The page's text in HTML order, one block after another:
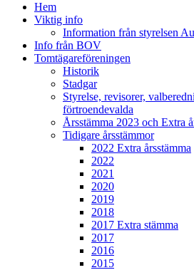
Hem
Viktig info
Information från styrelsen
Info från BOV
Tomtägareföreningen
Historik
Stadgar
Styrelse, revisorer,
förtroendevalda
Årsstämma 2023 och Extra
Tidigare årsstämmor
2022 Extra årsstämma
2022
2021
2020
2019
2018
2017 Extra stämma
2017
2016
2015